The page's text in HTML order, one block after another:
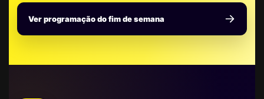
Ver programação do fim de semana